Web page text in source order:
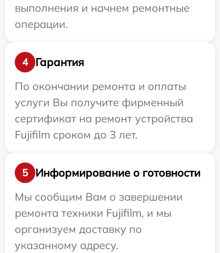
выполнения и начнем ремонтные
операции.
4
Гарантия
По окончании ремонта и оплаты
услуги Вы получите фирменный
сертификат на ремонт устройства
Fujifilm сроком до 3 лет.
5
Информирование о готовности
Мы сообщим Вам о завершении
ремонта техники Fujifilm, и мы
организуем доставку по
указанному адресу.